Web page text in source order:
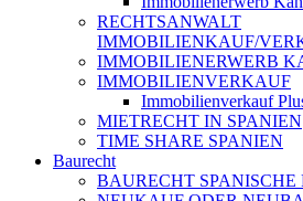
RECHTSANWALT
IMMOBILIENKAUF/
IMMOBILIENERWERB
IMMOBILIENVERKAUF
Immobilienverkauf
MIETRECHT IN SPANIEN
TIME SHARE SPANIEN
Baurecht
BAURECHT SPANISCHE